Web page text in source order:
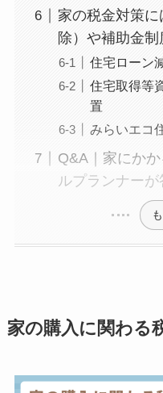
家の税金対策
除）や補助金
住宅ローン
住宅取得等
置
みらいエコ
Q&A｜家にか
ルプランナーが
家の購入に関わる